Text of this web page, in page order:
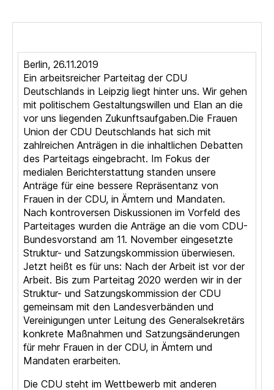
Berlin, 26.11.2019
Ein arbeitsreicher Parteitag der CDU
Deutschlands in Leipzig liegt hinter uns. Wir gehen
mit politischem Gestaltungswillen und Elan an die
vor uns liegenden Zukunftsaufgaben.Die Frauen
Union der CDU Deutschlands hat sich mit
zahlreichen Anträgen in die inhaltlichen Debatten
des Parteitags eingebracht. Im Fokus der
medialen Berichterstattung standen unsere
Anträge für eine bessere Repräsentanz von
Frauen in der CDU, in Ämtern und Mandaten.
Nach kontroversen Diskussionen im Vorfeld des
Parteitages wurden die Anträge an die vom CDU-
Bundesvorstand am 11. November eingesetzte
Struktur- und Satzungskommission überwiesen.
Jetzt heißt es für uns: Nach der Arbeit ist vor der
Arbeit. Bis zum Parteitag 2020 werden wir in der
Struktur- und Satzungskommission der CDU
gemeinsam mit den Landesverbänden und
Vereinigungen unter Leitung des Generalsekretärs
konkrete Maßnahmen und Satzungsänderungen
für mehr Frauen in der CDU, in Ämtern und
Mandaten erarbeiten.
Die CDU steht im Wettbewerb mit anderen